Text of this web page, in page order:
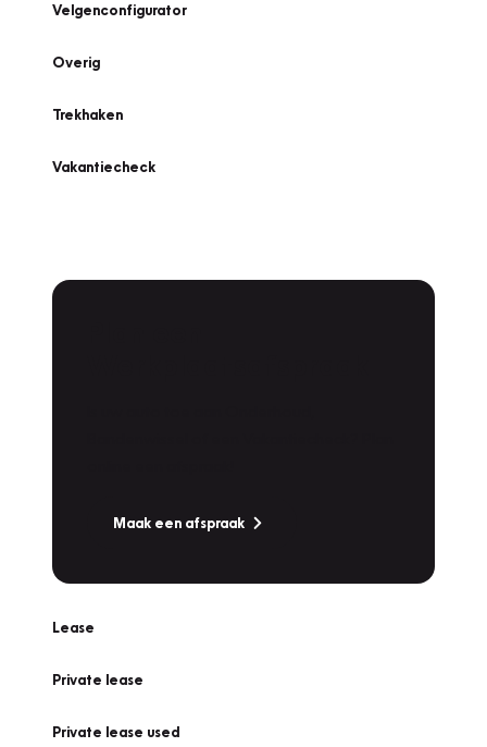
Velgenconfigurator
Overig
Trekhaken
Vakantiecheck
Maak een afspraak
Lease
Private lease
Private lease used